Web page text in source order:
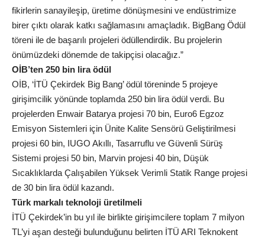
fikirlerin sanayileşip, üretime dönüşmesini ve endüstrimize
birer çıktı olarak katkı sağlamasını amaçladık. BigBang Ödül
töreni ile de başarılı projeleri ödüllendirdik. Bu projelerin
önümüzdeki dönemde de takipçisi olacağız.”
OİB’ten 250 bin lira ödül
OİB, ‘İTÜ Çekirdek Big Bang’ ödül töreninde 5 projeye
girişimcilik yönünde toplamda 250 bin lira ödül verdi. Bu
projelerden Enwair Batarya projesi 70 bin, Euro6 Egzoz
Emisyon Sistemleri için Ünite Kalite Sensörü Geliştirilmesi
projesi 60 bin, IUGO Akıllı, Tasarruflu ve Güvenli Sürüş
Sistemi projesi 50 bin, Marvin projesi 40 bin, Düşük
Sıcaklıklarda Çalışabilen Yüksek Verimli Statik Range projesi
de 30 bin lira ödül kazandı.
Türk markalı teknoloji üretilmeli
İTÜ Çekirdek’in bu yıl ile birlikte girişimcilere toplam 7 milyon
TL’yi aşan desteği bulunduğunu belirten İTÜ ARI Teknokent